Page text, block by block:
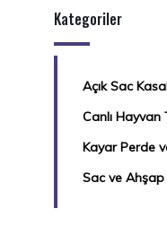
Kategoriler
Açık Sac
Canlı Hayvan
Kayar Perde
Sac ve